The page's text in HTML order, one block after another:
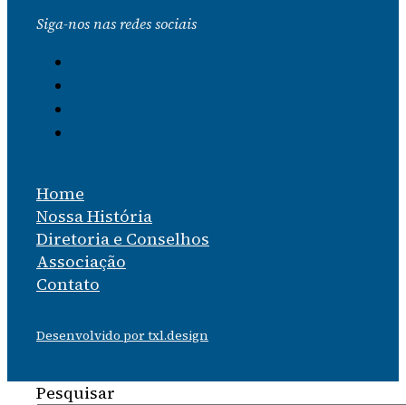
Siga-nos nas redes sociais
Home
Nossa História
Diretoria e Conselhos
Associação
Contato
Desenvolvido por txl.design
Pesquisar